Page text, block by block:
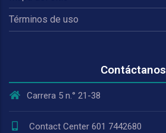
Términos de uso
Contáctanos
Carrera 5 n.° 21-38
Contact Center 601 7442680